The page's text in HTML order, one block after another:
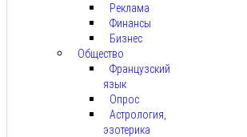
Реклама
Финансы
Бизнес
Общество
Французский
язык
Опрос
Астрология,
эзотерика